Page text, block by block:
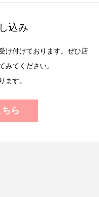
込み
け付けております。ぜひ店
みてください。
ます。
ら